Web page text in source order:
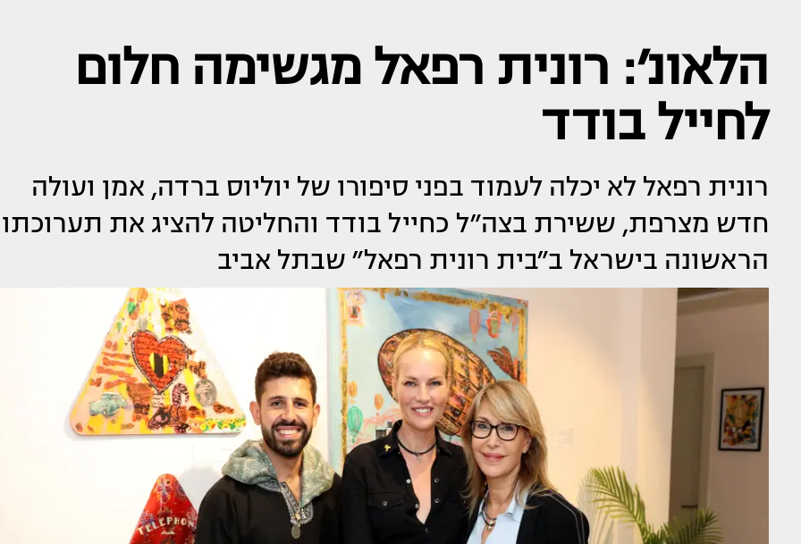
הלאונ׳: רונית רפאל מגשימה חלום
לחייל בודד
רונית רפאל לא יכלה לעמוד בפני סיפורו של יוליוס ברדה, אמן ועולה
חדש מצרפת, ששירת בצה״ל כחייל בודד והחליטה להציג את תערוכתו
הראשונה בישראל ב״בית רונית רפאל״ שבתל אביב